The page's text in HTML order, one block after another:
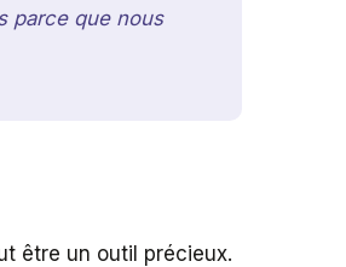
parce que nous
être un outil précieux.